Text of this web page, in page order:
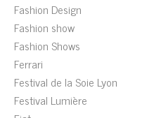
Fashion Design
Fashion show
Fashion Shows
Ferrari
Festival de la Soie Lyon
Festival Lumière